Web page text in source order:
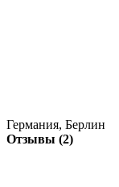
Германия, Берлин
Отзывы (2)